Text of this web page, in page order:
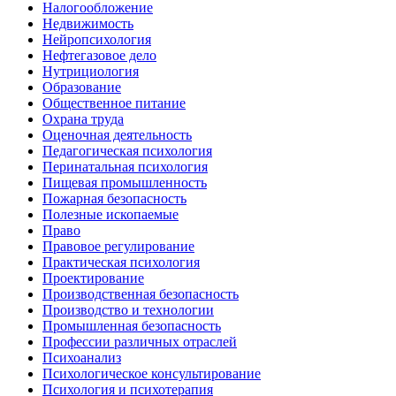
Налогообложение
Недвижимость
Нейропсихология
Нефтегазовое дело
Нутрициология
Образование
Общественное питание
Охрана труда
Оценочная деятельность
Педагогическая психология
Перинатальная психология
Пищевая промышленность
Пожарная безопасность
Полезные ископаемые
Право
Правовое регулирование
Практическая психология
Проектирование
Производственная безопасность
Производство и технологии
Промышленная безопасность
Профессии различных отраслей
Психоанализ
Психологическое консультирование
Психология и психотерапия